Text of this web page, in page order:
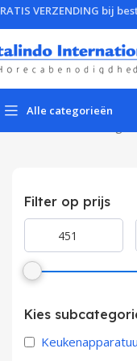
VERZENDING bij
Alle categorieën
Bak- & grillplaten
Friteuses
Kookketels
Filter op prijs
Kies